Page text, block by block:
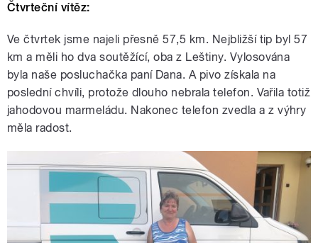
Čtvrteční vítěz:
Ve čtvrtek jsme najeli přesně 57,5 km. Nejbližší tip byl 57
km a měli ho dva soutěžící, oba z Leštiny. Vylosována
byla naše posluchačka paní Dana. A pivo získala na
poslední chvíli, protože dlouho nebrala telefon. Vařila totiž
jahodovou marmeládu. Nakonec telefon zvedla a z výhry
měla radost.